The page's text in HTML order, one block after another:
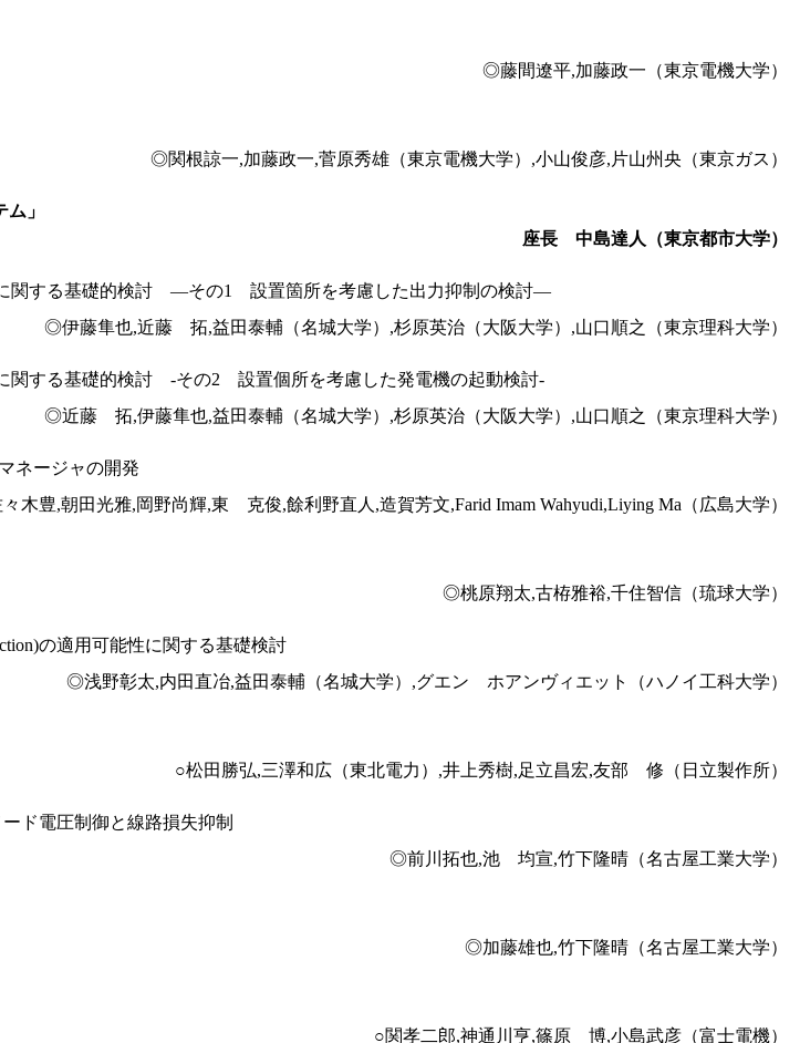
◎藤間遼平,加藤政一（東京電機大学）
◎関根諒一,加藤政一,菅原秀雄（東京電機大学）,小山俊彦,片山州央（東京ガス）
」
座長 中島達人（東京都市大学）
関する基礎的検討 ―その1 設置箇所を考慮した出力抑制の検討―
◎伊藤隼也,近藤 拓,益田泰輔（名城大学）,杉原英治（大阪大学）,山口順之（東京理科大学）
関する基礎的検討 -その2 設置個所を考慮した発電機の起動検討-
◎近藤 拓,伊藤隼也,益田泰輔（名城大学）,杉原英治（大阪大学）,山口順之（東京理科大学）
ネージャの開発
木豊,朝田光雅,岡野尚輝,東 克俊,餘利野直人,造賀芳文,Farid Imam Wahyudi,Liying Ma（広島大学）
◎桃原翔太,古栫雅裕,千住智信（琉球大学）
の適用可能性に関する基礎検討
◎浅野彰太,内田直冶,益田泰輔（名城大学）,グエン ホアンヴィエット（ハノイ工科大学）
○松田勝弘,三澤和広（東北電力）,井上秀樹,足立昌宏,友部 修（日立製作所）
ド電圧制御と線路損失抑制
◎前川拓也,池 均宣,竹下隆晴（名古屋工業大学）
◎加藤雄也,竹下隆晴（名古屋工業大学）
○関孝二郎,神通川亨,篠原 博,小島武彦（富士電機）